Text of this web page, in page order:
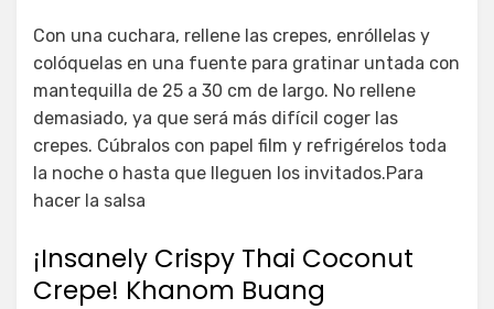
Con una cuchara, rellene las crepes, enróllelas y
colóquelas en una fuente para gratinar untada con
mantequilla de 25 a 30 cm de largo. No rellene
demasiado, ya que será más difícil coger las
crepes. Cúbralos con papel film y refrigérelos toda
la noche o hasta que lleguen los invitados.Para
hacer la salsa
¡Insanely Crispy Thai Coconut
Crepe! Khanom Buang